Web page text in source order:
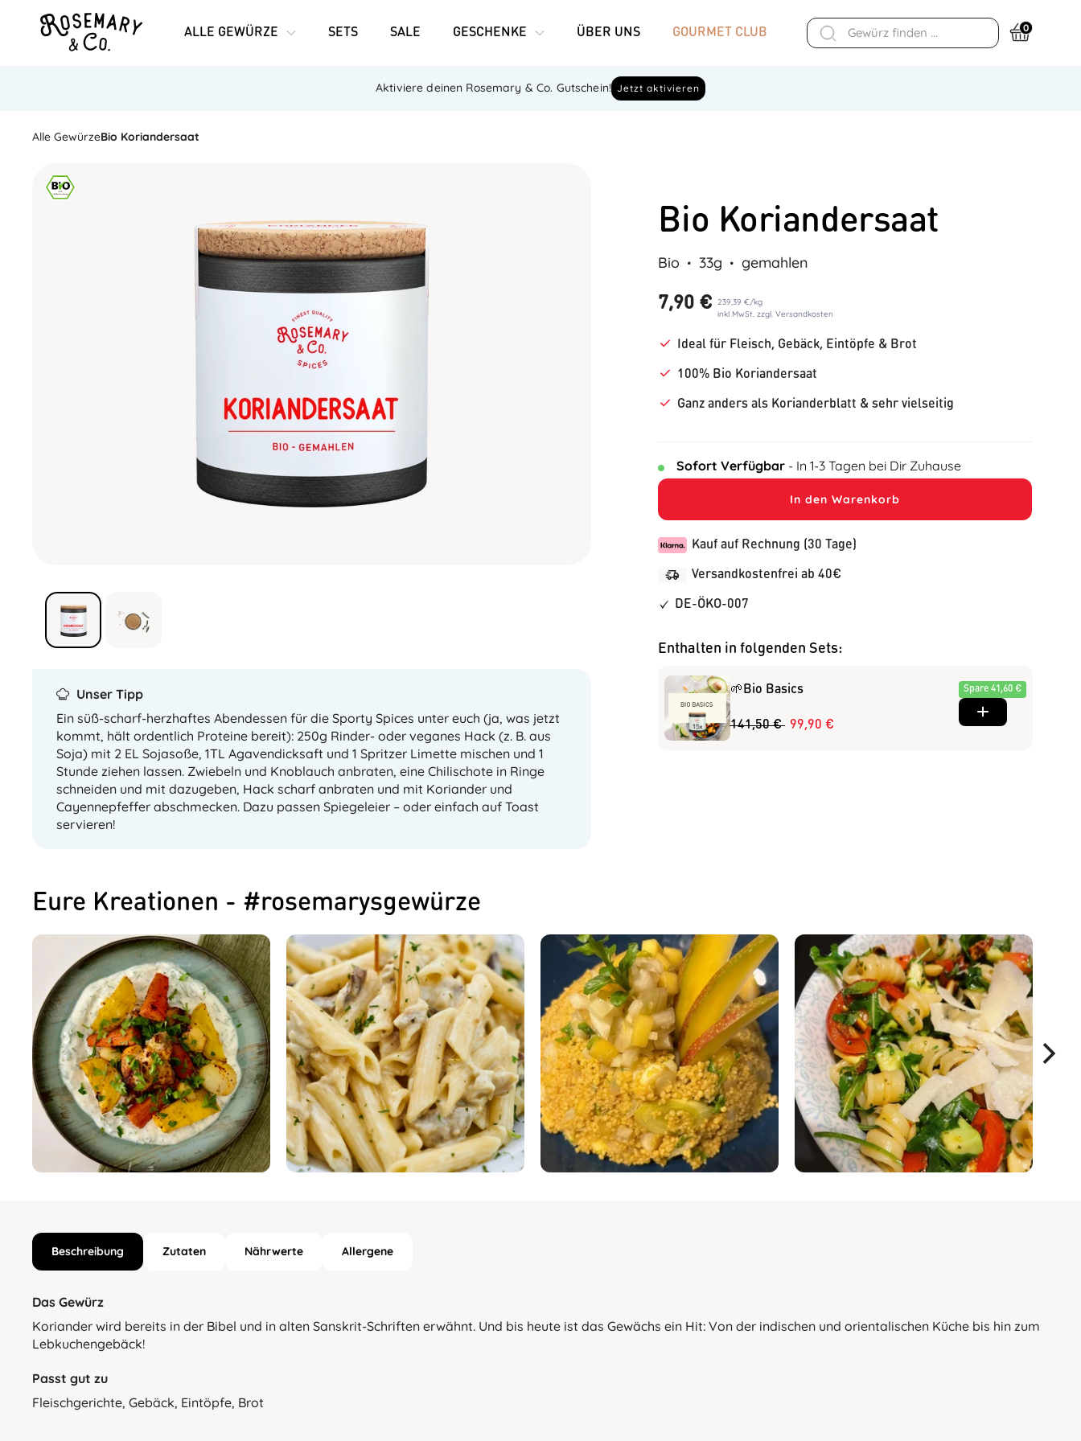
ALLE GEWÜRZE SETS SALE GESCHENKE ÜBER UNS GOURMET CLUB 0
Aktiviere deinen Rosemary & Co. Gutschein! Jetzt aktivieren
Alle GewürzeBio Koriandersaat
Bio Koriandersaat
Bio 33g gemahlen
7,90 € 239,39 €/kg
inkl MwSt. zzgl. Versandkosten
Ideal für Fleisch, Gebäck, Eintöpfe & Brot
100% Bio Koriandersaat
Ganz anders als Korianderblatt & sehr vielseitig
Sofort Verfügbar- In 1-3 Tagen bei Dir Zuhause
In den Warenkorb
Kauf auf Rechnung (30 Tage)
Versandkostenfrei ab 40€
DE-ÖKO-007
Enthalten in folgenden Sets:
🌱Bio Basics
141,50 € 99,90 €
Spare 41,60 €
Unser Tipp
Ein süß-scharf-herzhaftes Abendessen für die Sporty Spices unter euch (ja, was jetzt
kommt, hält ordentlich Proteine bereit): 250g Rinder- oder veganes Hack (z. B. aus
Soja) mit 2 EL Sojasoße, 1TL Agavendicksaft und 1 Spritzer Limette mischen und 1
Stunde ziehen lassen. Zwiebeln und Knoblauch anbraten, eine Chilischote in Ringe
schneiden und mit dazugeben, Hack scharf anbraten und mit Koriander und
Cayennepfeffer abschmecken. Dazu passen Spiegeleier – oder einfach auf Toast
servieren!
Eure Kreationen - #rosemarysgewürze
Beschreibung Zutaten Nährwerte Allergene
Das Gewürz
Koriander wird bereits in der Bibel und in alten Sanskrit-Schriften erwähnt. Und bis heute ist das Gewächs ein Hit: Von der indischen und orientalischen Küche bis hin zum
Lebkuchengebäck!
Passt gut zu
Fleischgerichte, Gebäck, Eintöpfe, Brot